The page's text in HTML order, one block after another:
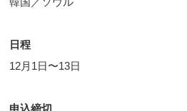
日程
12月1日〜13日